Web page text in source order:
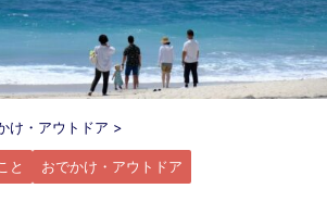
け・アウトドア >
と おでかけ・アウトドア